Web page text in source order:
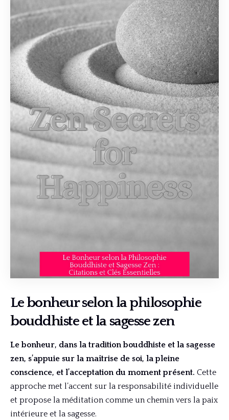
Le bonheur selon la philosophie
bouddhiste et la sagesse zen
Le bonheur, dans la tradition bouddhiste et la sagesse
zen, s’appuie sur la maîtrise de soi, la pleine
conscience, et l’acceptation du moment présent. Cette
approche met l’accent sur la responsabilité individuelle
et propose la méditation comme un chemin vers la paix
intérieure et la sagesse.